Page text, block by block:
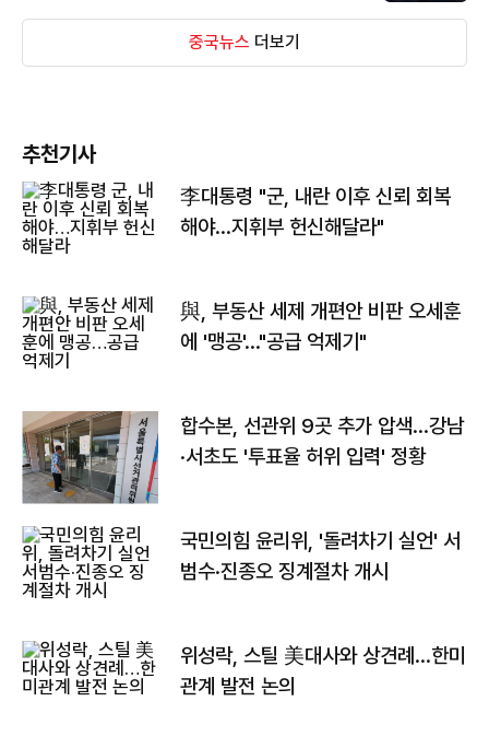
중국뉴스 더보기
추천기사
李대통령 "군, 내란 이후 신뢰 회복
해야…지휘부 헌신해달라"
與, 부동산 세제 개편안 비판 오세훈
에 '맹공'…"공급 억제기"
합수본, 선관위 9곳 추가 압색…강남
·서초도 '투표율 허위 입력' 정황
국민의힘 윤리위, '돌려차기 실언' 서
범수·진종오 징계절차 개시
위성락, 스틸 美대사와 상견례…한미
관계 발전 논의